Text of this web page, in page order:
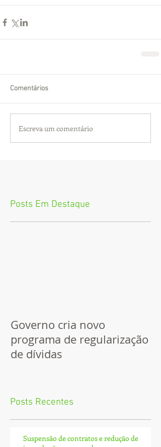
Comentários
Escreva um comentário
Posts Em Destaque
Governo cria novo
programa de regularização
de dívidas
Posts Recentes
Suspensão de contratos e redução de